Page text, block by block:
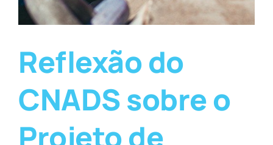
Reflexão do
CNADS sobre o
Projeto de